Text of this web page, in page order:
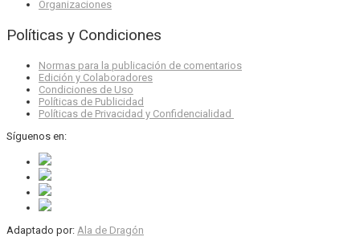
Organizaciones
Políticas y Condiciones
Normas para la publicación de comentarios
Edición y Colaboradores
Condiciones de Uso
Políticas de Publicidad
Políticas de Privacidad y Confidencialidad
Síguenos en:
Adaptado por: Ala de Dragón